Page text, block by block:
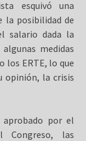
esquivó una
la posibilidad de
salario dada la
medidas
los ERTE, lo que
opinión, la crisis
aprobado por el
Congreso, las